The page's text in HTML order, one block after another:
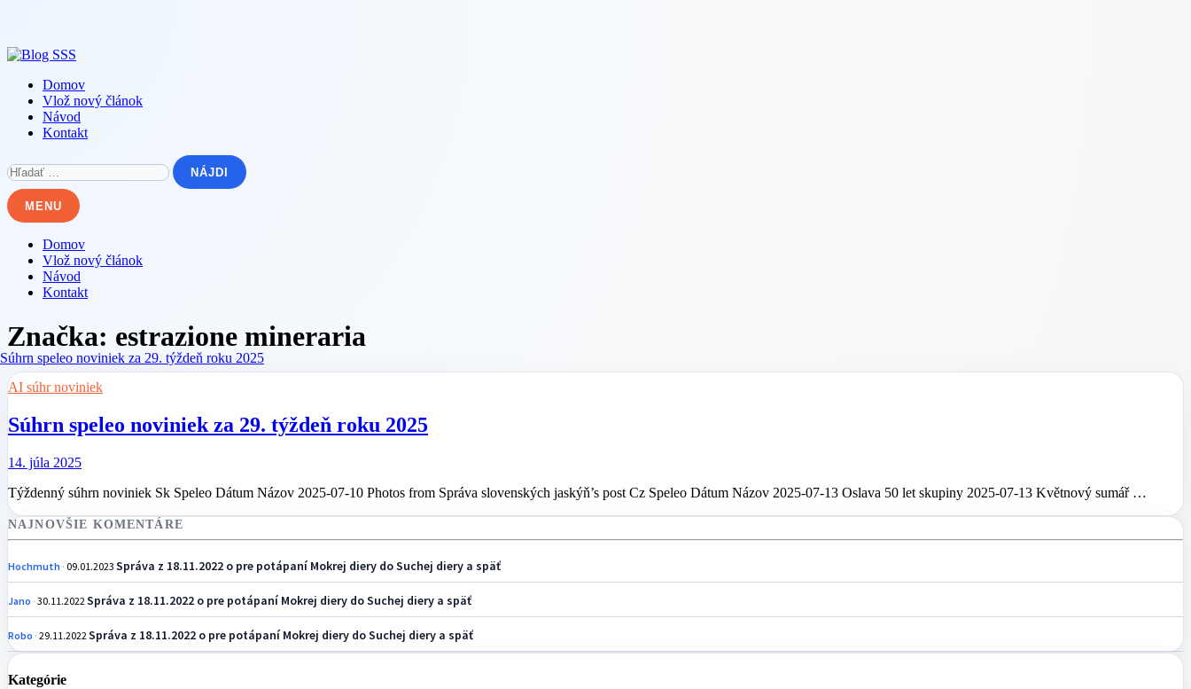
content
Domov
Vlož nový článok
Návod
Kontakt
Hľadať:
MENU
Domov
Vlož nový článok
Návod
Kontakt
Značka: estrazione mineraria
AI súhr noviniek
Súhrn speleo noviniek za 29. týždeň roku 2025
14. júla 2025
Týždenný súhrn noviniek Sk Speleo Dátum Názov 2025-07-10 Photos from Správa slovenských jaskýň’s post Cz Speleo Dátum Názov 2025-07-13 Oslava 50 let skupiny 2025-07-13 Květnový sumář …
NAJNOVŠIE KOMENTÁRE
Hochmuth 09.01.2023 Správa z 18.11.2022 o pre potápaní Mokrej diery do Suchej diery a späť
Jano 30.11.2022 Správa z 18.11.2022 o pre potápaní Mokrej diery do Suchej diery a späť
Robo 29.11.2022 Správa z 18.11.2022 o pre potápaní Mokrej diery do Suchej diery a späť
Kategórie